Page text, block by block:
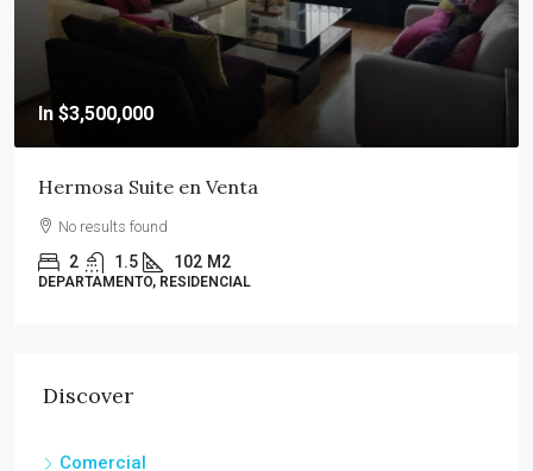
$4,500,000
Casa en Condominio
Ingeniero Jesús Gómez González 2, Coapa, Jardines Villa
Coapa, Ciudad de México, CDMX
3 2 150 M2